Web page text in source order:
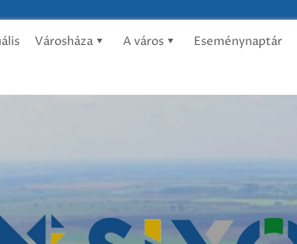
Városháza A város Eseménynaptár